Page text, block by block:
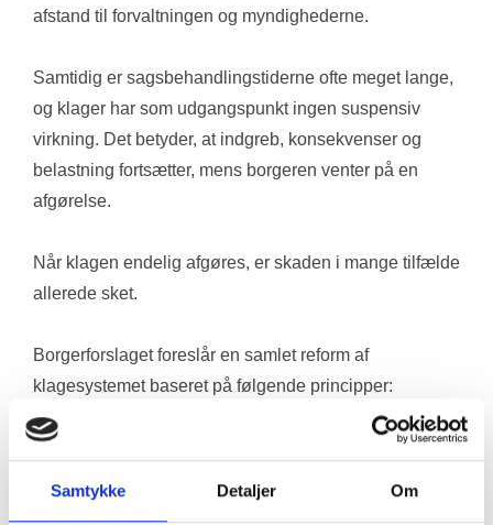
Samtykke Detaljer Om
afstand til forvaltningen og myndighederne.
Samtidig er sagsbehandlingstiderne ofte meget lange,
og klager har som udgangspunkt ingen suspensiv
virkning. Det betyder, at indgreb, konsekvenser og
belastning fortsætter, mens borgeren venter på en
afgørelse.
Når klagen endelig afgøres, er skaden i mange tilfælde
allerede sket.
Borgerforslaget foreslår en samlet reform af
klagesystemet baseret på følgende principper:
1. Reel uafhængighed
Klager over myndigheders og forvaltningens